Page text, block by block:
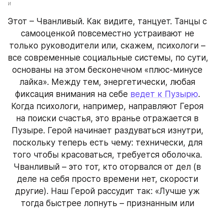
и
Этот – Чванливый. Как видите, танцует. Танцы с
самооценкой повсеместно устраивают не
только руководители или, скажем, психологи –
все современные социальные системы, по сути,
основаны на этом бесконечном «плюс-минусе
лайка». Между тем, энергетически, любая
фиксация внимания на себе ведет к Пузырю.
Когда психологи, например, направляют Героя
на поиски счастья, это вранье отражается в
Пузыре. Герой начинает раздуваться изнутри,
поскольку теперь есть чему: технически, для
того чтобы красоваться, требуется оболочка.
Чванливый – это тот, кто оторвался от дел (в
деле на себя просто времени нет, скорости
другие). Наш Герой рассудит так: «Лучше уж
тогда быстрее лопнуть – признанным или